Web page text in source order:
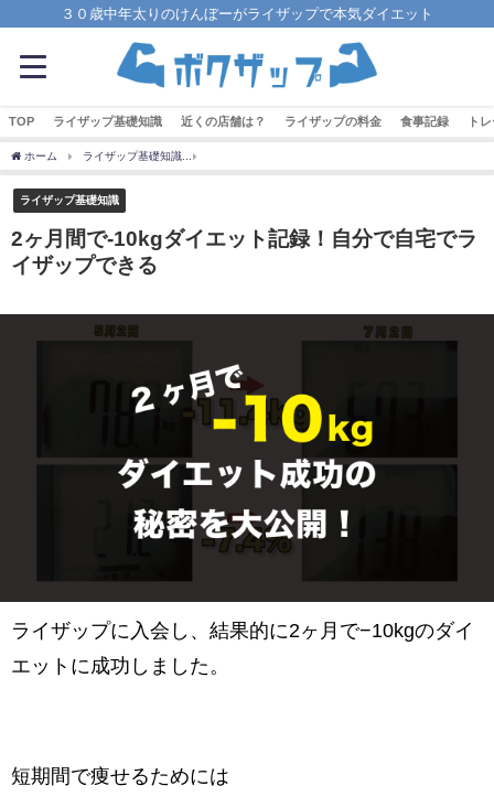
３０歳中年太りのけんぼーがライザップで本気ダイエット
TOP ライザップ基礎知識 近くの店舗は？ ライザップの料金 食事記録 ト
ホーム ライザップ基礎知識
ライザップ基礎知識
2ヶ月間で-10kgダイエット記録！自分で自宅でラ
イザップできる
ライザップに入会し、結果的に2ヶ月で−10kgのダイ
エットに成功しました。
短期間で痩せるためには